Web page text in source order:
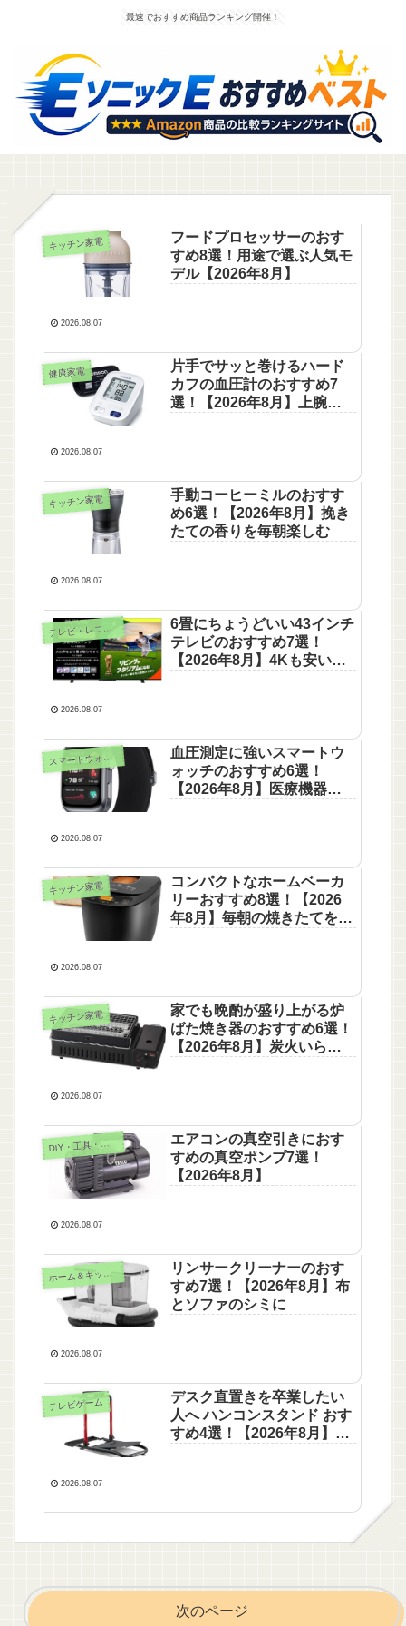
最速でおすすめ商品ランキング開催！
キッチン家電
フードプロセッサーのおす
すめ8選！用途で選ぶ人気モ
デル【2026年8月】
2026.08.07
健康家電
片手でサッと巻けるハード
カフの血圧計のおすすめ7
選！【2026年8月】上腕式
2026.08.07
キッチン家電
手動コーヒーミルのおすす
め6選！【2026年8月】挽き
たての香りを毎朝楽しむ
2026.08.07
テ
レビ・レコーダー
6畳にちょうどいい43インチ
テレビのおすすめ7選！
【2026年8月】4Kも安いモ
2026.08.07
ス
マートウォッチ
血圧測定に強いスマートウ
ォッチのおすすめ6選！
【2026年8月】医療機器認
2026.08.07
キッチン家電
コンパクトなホームベーカ
リーおすすめ8選！【2026
年8月】毎朝の焼きたてを楽
2026.08.07
キッチン家電
家でも晩酌が盛り上がる炉
ばた焼き器のおすすめ6選！
【2026年8月】炭火いらず
2026.08.07
D IY・工具・ガーデン
エアコンの真空引きにおす
すめの真空ポンプ7選！
【2026年8月】
2026.08.07
ホ
ーム＆キッチン
リンサークリーナーのおす
すめ7選！【2026年8月】布
とソファのシミに
2026.08.07
テレビゲーム
デスク直置きを卒業したい
人へ ハンコンスタンド おす
すめ4選！【2026年8月】折
2026.08.07
次のページ